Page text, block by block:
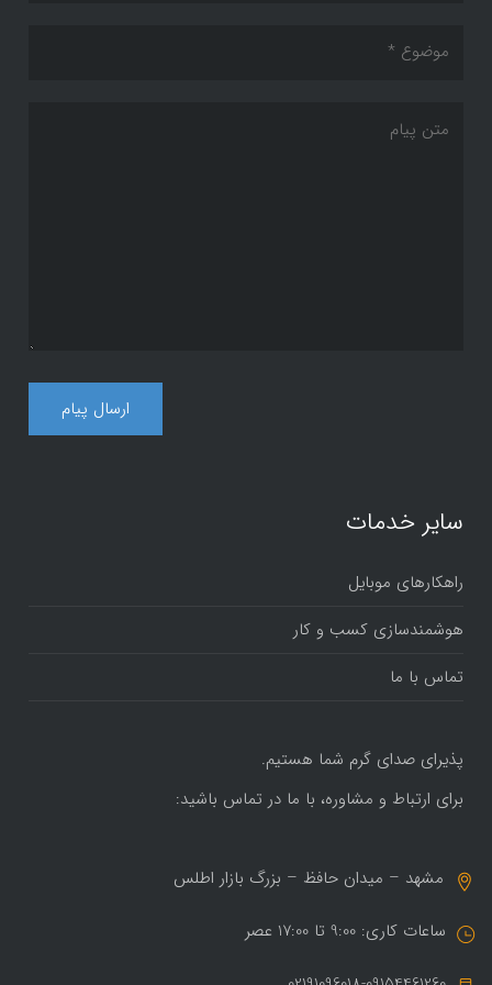
سایر خدمات
راهکارهای موبایل
هوشمندسازی کسب و کار
تماس با ما
پذیرای صدای گرم شما هستیم.
برای ارتباط و مشاوره، با ما در تماس باشید:
مشهد – میدان حافظ – بزرگ بازار اطلس
ساعات کاری: 9:00 تا 17:00 عصر